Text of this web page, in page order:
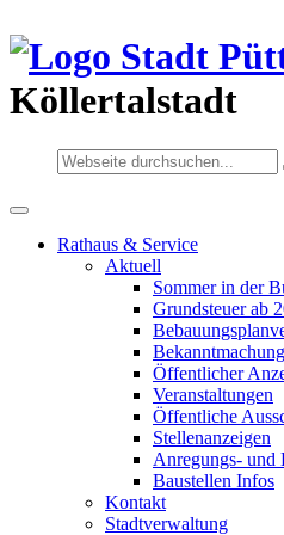
Köllertalstadt
Rathaus & Service
Aktuell
Sommer in der
Grundsteuer ab
Öffentlicher
Veranstaltungen
Öffentliche
Stellenanzeigen
Anregungs- und
Baustellen Infos
Kontakt
Stadtverwaltung